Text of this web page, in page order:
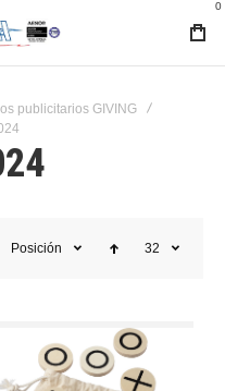
0
publicitarios GIVING
Posición 32